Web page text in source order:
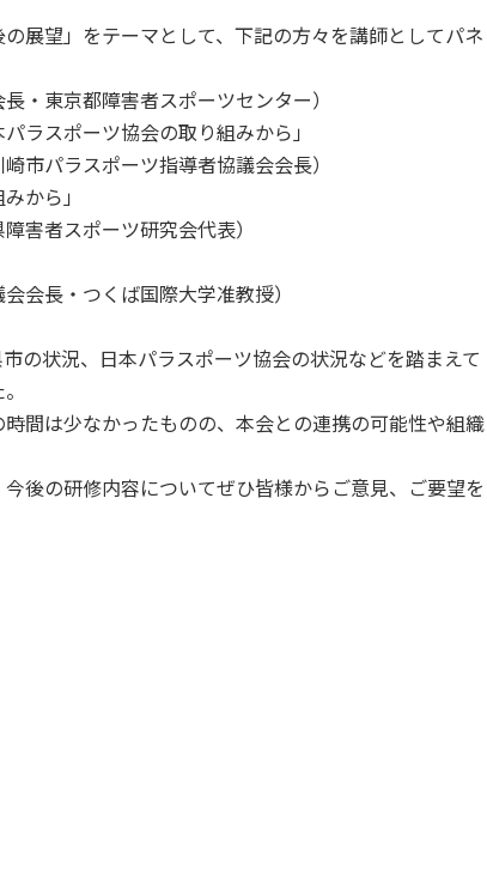
望」をテーマとして、下記の方々を講師としてパネ
・東京都障害者スポーツセンター）
ラスポーツ協会の取り組みから」
市パラスポーツ指導者協議会会長）
から」
害者スポーツ研究会代表）
長・つくば国際大学准教授）
状況、日本パラスポーツ協会の状況などを踏まえて
間は少なかったものの、本会との連携の可能性や組織
後の研修内容についてぜひ皆様からご意見、ご要望を